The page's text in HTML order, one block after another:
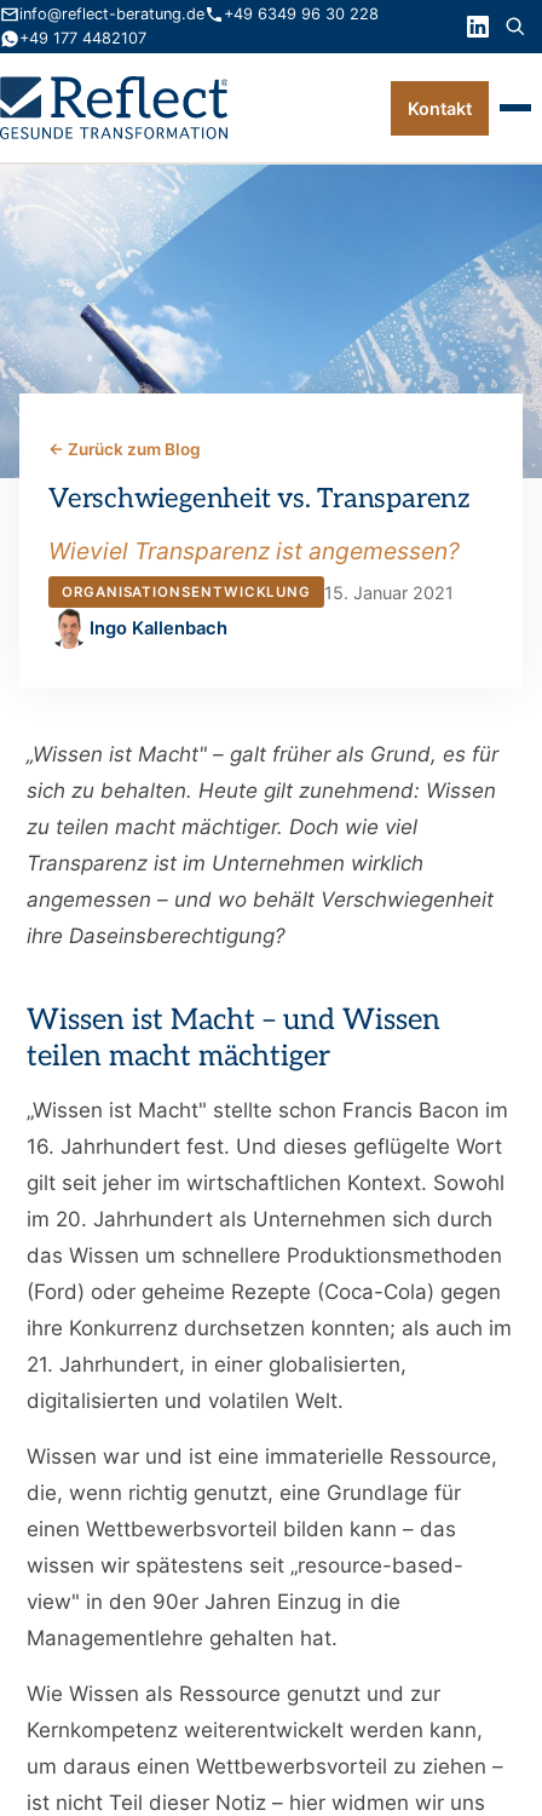
info@reflect-beratung.de
+49 6349 96 30 228
+49 177 4482107
Produkte
Wissen
Über uns
Kontakt
← Zurück zum Blog
Verschwiegenheit vs. Transparenz
Wieviel Transparenz ist angemessen?
ORGANISATIONSENTWICKLUNG 15. Januar 2021
Ingo Kallenbach
„Wissen ist Macht" – galt früher als Grund, es für
sich zu behalten. Heute gilt zunehmend: Wissen
zu teilen macht mächtiger. Doch wie viel
Transparenz ist im Unternehmen wirklich
angemessen – und wo behält Verschwiegenheit
ihre Daseinsberechtigung?
Wissen ist Macht – und Wissen
teilen macht mächtiger
„Wissen ist Macht" stellte schon Francis Bacon im
16. Jahrhundert fest. Und dieses geflügelte Wort
gilt seit jeher im wirtschaftlichen Kontext. Sowohl
im 20. Jahrhundert als Unternehmen sich durch
das Wissen um schnellere Produktionsmethoden
(Ford) oder geheime Rezepte (Coca-Cola) gegen
ihre Konkurrenz durchsetzen konnten; als auch im
21. Jahrhundert, in einer globalisierten,
digitalisierten und volatilen Welt.
Wissen war und ist eine immaterielle Ressource,
die, wenn richtig genutzt, eine Grundlage für
einen Wettbewerbsvorteil bilden kann – das
wissen wir spätestens seit „resource-based-
view" in den 90er Jahren Einzug in die
Managementlehre gehalten hat.
Wie Wissen als Ressource genutzt und zur
Kernkompetenz weiterentwickelt werden kann,
um daraus einen Wettbewerbsvorteil zu ziehen –
ist nicht Teil dieser Notiz – hier widmen wir uns